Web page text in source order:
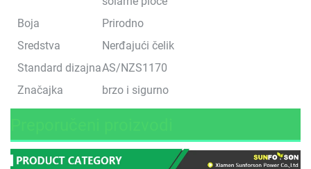
Boja
Prirodno
Sredstva
Nerđajući čelik
Standard dizajnaAS/NZS1170
Značajka
brzo i sigurno